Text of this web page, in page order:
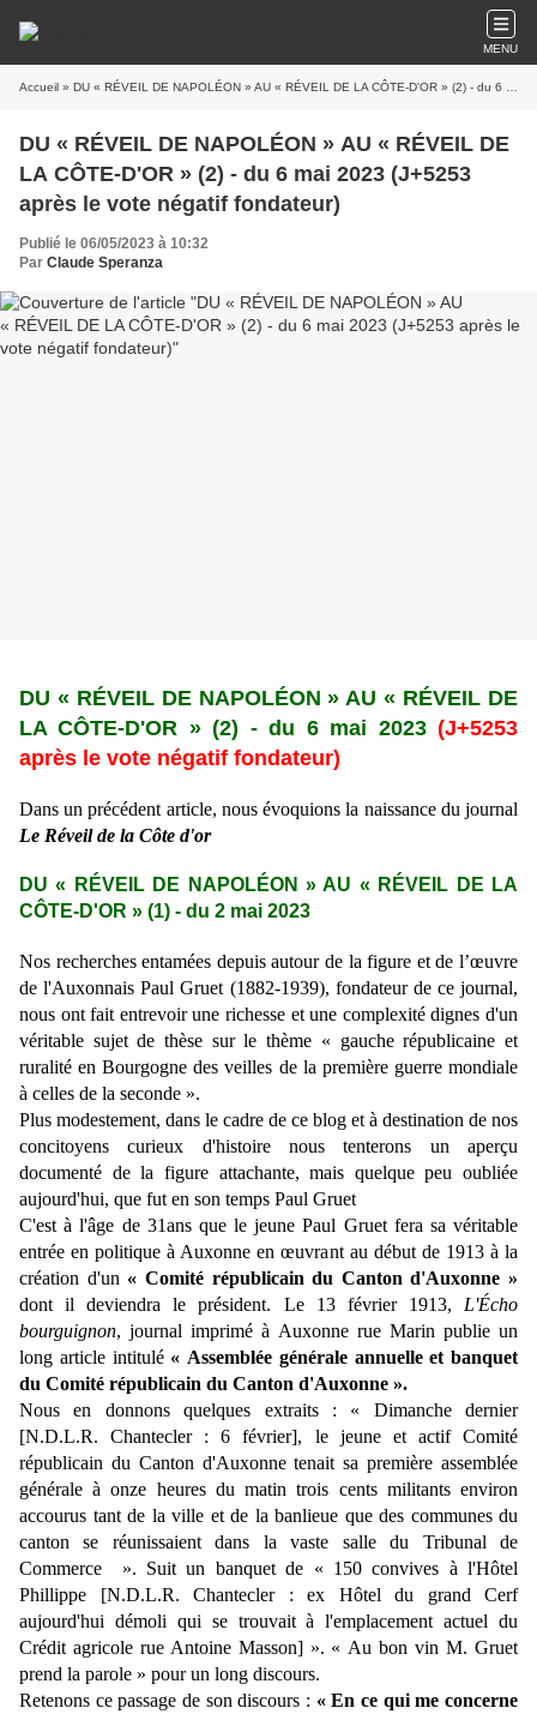
MENU
Accueil » DU « RÉVEIL DE NAPOLÉON » AU « RÉVEIL DE LA CÔTE-D'OR » (2) - du 6 mai 2023 (J+5253 après le vote négatif fondateur)
DU « RÉVEIL DE NAPOLÉON » AU « RÉVEIL DE
LA CÔTE-D'OR » (2) - du 6 mai 2023 (J+5253
après le vote négatif fondateur)
Publié le 06/05/2023 à 10:32
Par Claude Speranza
DU « RÉVEIL DE NAPOLÉON » AU « RÉVEIL DE
LA CÔTE-D'OR » (2) -du 6 mai 2023(J+5253
après le vote négatif fondateur)
Dans un précédent article, nous évoquions la naissance du journal
Le Réveil de la Côte d'or
DU « R ÉVEIL DE NAPOLÉON » AU « R ÉVEIL DE LA
CÔTE-D'OR » (1) - du 2 mai 2023
Nos recherches entamées depuis autour de la figure et de l’œuvre
de l'Auxonnais Paul Gruet (1882-1939), fondateur de ce journal,
nous ont fait entrevoir une richesse et une complexité dignes d'un
véritable sujet de thèse sur le thème « gauche républicaine et
ruralité en Bourgogne des veilles de la première guerre mondiale
à celles de la seconde ».
Plus modestement, dans le cadre de ce blog et à destination de nos
concitoyens curieux d'histoire nous tenterons un aperçu
documenté de la figure attachante, mais quelque peu oubliée
aujourd'hui, que fut en son temps Paul Gruet
C'est à l'âge de 31ans que le jeune Paul Gruet fera sa véritable
entrée en politique à Auxonne en œuvrant au début de 1913 à la
création d'un « Comité républicain du Canton d'Auxonne »
dont il deviendra le président. Le 13 février 1913, L'Écho
bourguignon, journal imprimé à Auxonne rue Marin publie un
long article intitulé « Assemblée générale annuelle et banquet
du Comité républicain du Canton d'Auxonne ».
Nous en donnons
quelques extraits : « Dimanche dernier
[N.D.L.R. Chantecler : 6 février], le jeune et actif Comité
républicain du Canton d'Auxonne tenait sa première assemblée
générale à onze heures du matin trois cents militants environ
accourus tant de la ville et de la banlieue que des communes du
canton se réunissaient dans la vaste salle du Tribunal de
Commerce ». Suit un banquet de « 150 convives à l'Hôtel
Phillippe [N.D.L.R. Chantecler : ex Hôtel du grand Cerf
aujourd'hui démoli qui se trouvait à l'emplacement actuel du
Crédit agricole rue Antoine Masson] ». « Au bon vin M. Gruet
prend la parole » pour un long discours.
Retenons ce passage de son discours : « En ce qui me concerne